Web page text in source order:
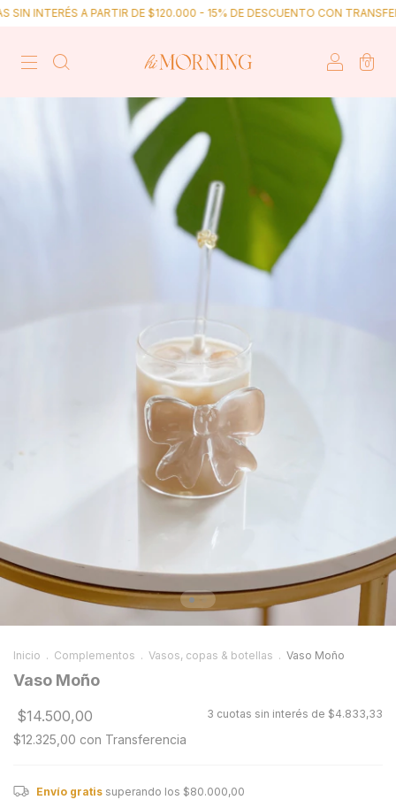
A PARTIR DE $120.000 - 15% DE DESCUENTO CON TRANSFERENCIA -
0
Inicio . Complementos . Vasos, copas & botellas . Vaso Moño
Vaso Moño
$14.500,00 3 cuotas sin interés de $4.833,33
$12.325,00 con Transferencia
Envío gratis superando los $80.000,00